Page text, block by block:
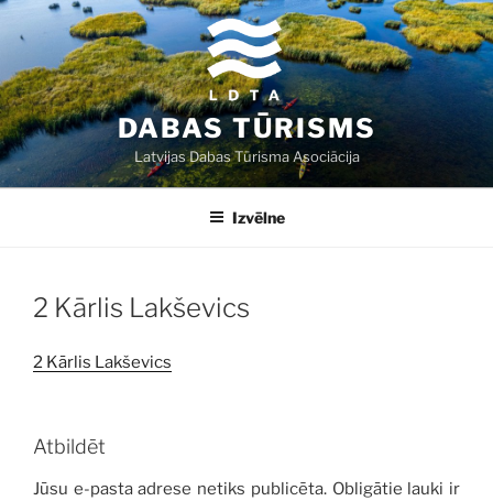
Doties
saturu
DABAS TŪRISMS
Latvijas Dabas Tūrisma Asociācija
Izvēlne
2 Kārlis Lakševics
2 Kārlis Lakševics
Atbildēt
Jūsu e-pasta adrese netiks publicēta. Obligātie lauki ir